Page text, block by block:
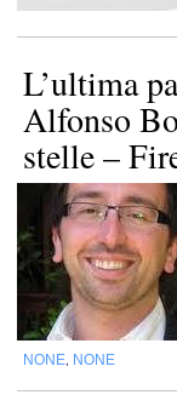
L’ultima
Alfonso
stelle –
NONE NONE